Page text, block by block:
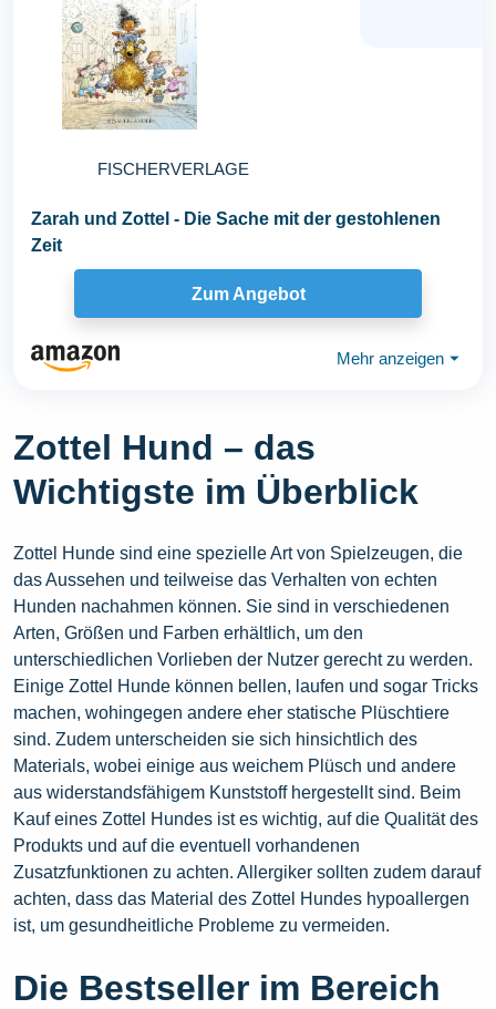
FISCHERVERLAGE
Zarah und Zottel - Die Sache mit der gestohlenen
Zeit
Zum Angebot
Mehr anzeigen ⏷
Zottel Hund – das
Wichtigste im Überblick
Zottel Hunde sind eine spezielle Art von Spielzeugen, die
das Aussehen und teilweise das Verhalten von echten
Hunden nachahmen können. Sie sind in verschiedenen
Arten, Größen und Farben erhältlich, um den
unterschiedlichen Vorlieben der Nutzer gerecht zu werden.
Einige Zottel Hunde können bellen, laufen und sogar Tricks
machen, wohingegen andere eher statische Plüschtiere
sind. Zudem unterscheiden sie sich hinsichtlich des
Materials, wobei einige aus weichem Plüsch und andere
aus widerstandsfähigem Kunststoff hergestellt sind. Beim
Kauf eines Zottel Hundes ist es wichtig, auf die Qualität des
Produkts und auf die eventuell vorhandenen
Zusatzfunktionen zu achten. Allergiker sollten zudem darauf
achten, dass das Material des Zottel Hundes hypoallergen
ist, um gesundheitliche Probleme zu vermeiden.
Die Bestseller im Bereich